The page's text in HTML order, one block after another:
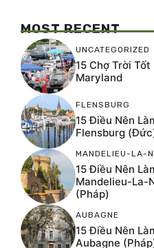
MOST RECENT
UNCATEGORIZED
15 Chợ Trời Tốt
Maryland
FLENSBURG
15 Điều Nên
Flensburg
MANDELIEU-LA-
15 Điều Nên
Mandelieu-La-
(Pháp)
AUBAGNE
15 Điều Nên
Aubagne